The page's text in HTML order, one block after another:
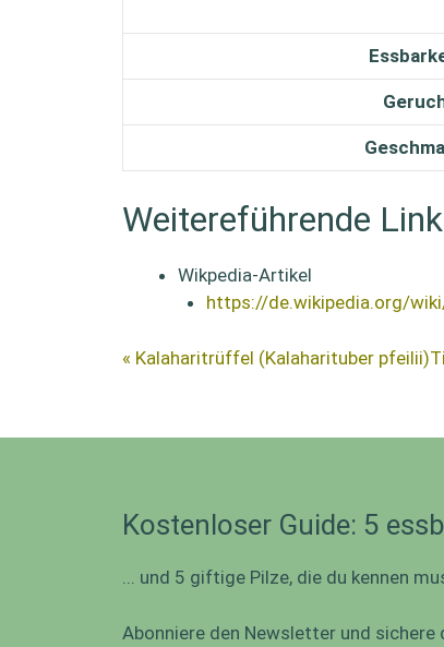
Weitereführende
Wikpedia-Artikel
https://de.wikipedia.org/
« Kalaharitrüffel (Kalaharituber pfeilii)
Kostenloser Guide: 5
... und 5 giftige Pilze, die du kennen
Abonniere den Newsletter und